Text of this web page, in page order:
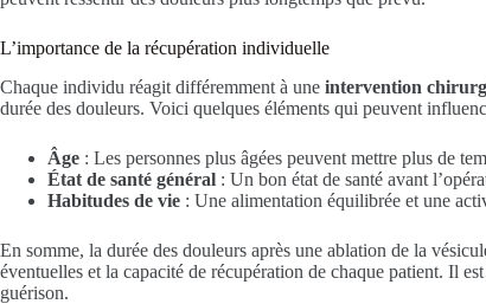
L’importance de la récupération individuelle
Chaque individu réagit différemment à une intervention
durée des douleurs. Voici quelques éléments qui peuvent
Âge : Les personnes plus âgées peuvent mettre plus de
État de santé général : Un bon état de santé avant
Habitudes de vie : Une alimentation équilibrée et une
En somme, la durée des douleurs après une ablation de la
éventuelles et la capacité de récupération de chaque patient. Il
guérison.